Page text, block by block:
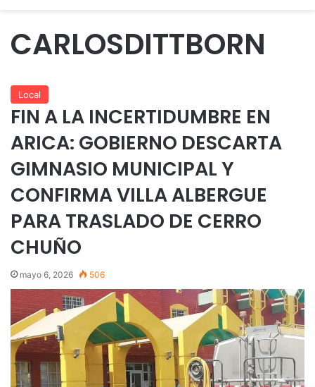
CARLOSDITTBORN
Local
FIN A LA INCERTIDUMBRE EN
ARICA: GOBIERNO DESCARTA
GIMNASIO MUNICIPAL Y
CONFIRMA VILLA ALBERGUE
PARA TRASLADO DE CERRO
CHUÑO
mayo 6, 2026 506